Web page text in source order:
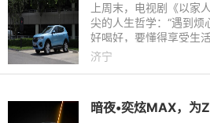
上周末，电视剧《以家
尖的人生哲学：“遇到
好喝好，要懂得享受生
作为这个时代的主力军
济宁
暗夜•奕炫MAX，为